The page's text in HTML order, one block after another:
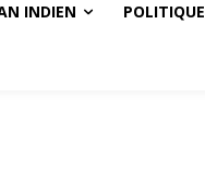
INDIEN POLITIQUE